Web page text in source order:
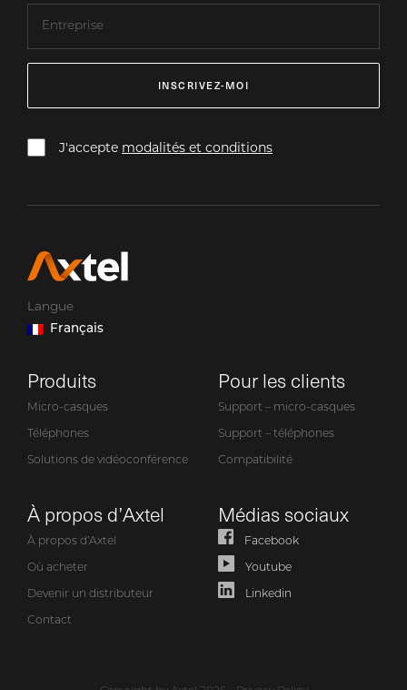
INSCRIVEZ-MOI
J'accepte modalités et conditions
Langue
Français
Produits
Micro-casques
Téléphones
Solutions de vidéoconférence
Pour les clients
Support – micro-casques
Support – téléphones
Compatibilité
À propos d’Axtel
À propos d’Axtel
Où acheter
Devenir un distributeur
Contact
Médias sociaux
Facebook
Youtube
Linkedin